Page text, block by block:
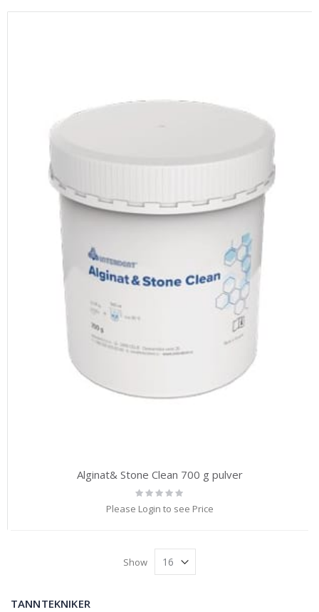
Alginat& Stone Clean 700 g pulver
Rating:
Please Login to see Price
Show
TANNTEKNIKER